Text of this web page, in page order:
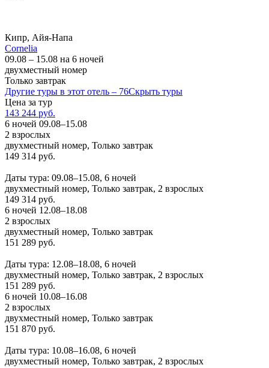
Кипр, Айя-Напа
Cornelia
09.08 – 15.08 на 6 ночей
двухместный номер
Только завтрак
Другие туры в этот отель – 76Скрыть туры
Цена за тур
143 244 руб.
6 ночей 09.08–15.08
2 взрослых
двухместный номер, Только завтрак
149 314 руб.
Даты тура: 09.08–15.08, 6 ночей
двухместный номер, Только завтрак, 2 взрослых
149 314 руб.
6 ночей 12.08–18.08
2 взрослых
двухместный номер, Только завтрак
151 289 руб.
Даты тура: 12.08–18.08, 6 ночей
двухместный номер, Только завтрак, 2 взрослых
151 289 руб.
6 ночей 10.08–16.08
2 взрослых
двухместный номер, Только завтрак
151 870 руб.
Даты тура: 10.08–16.08, 6 ночей
двухместный номер, Только завтрак, 2 взрослых